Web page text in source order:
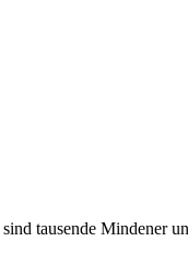
tausende Mindener